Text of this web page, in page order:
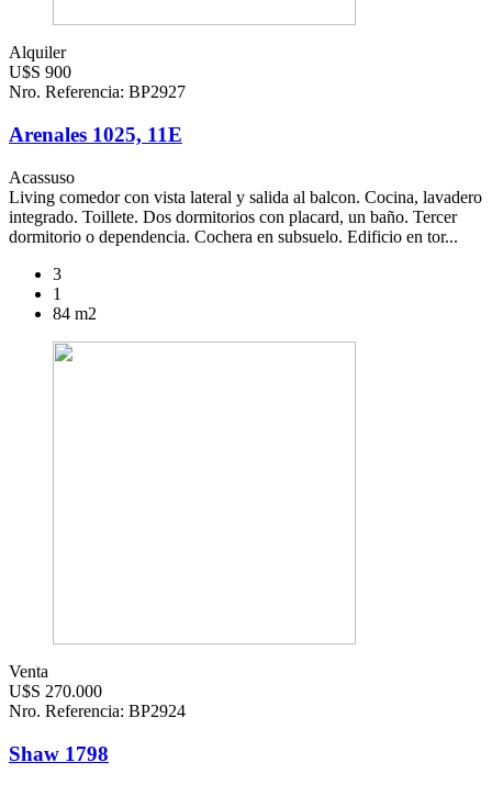
Alquiler
U$S 900
Nro. Referencia: BP2927
Arenales 1025, 11E
Acassuso
Living comedor con vista lateral y salida al balcon. Cocina, lavadero
integrado. Toillete. Dos dormitorios con placard, un baño. Tercer
dormitorio o dependencia. Cochera en subsuelo. Edificio en tor...
3
1
84 m2
Venta
U$S 270.000
Nro. Referencia: BP2924
Shaw 1798